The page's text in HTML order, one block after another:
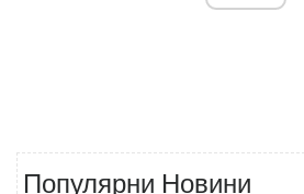
Популярни Новини